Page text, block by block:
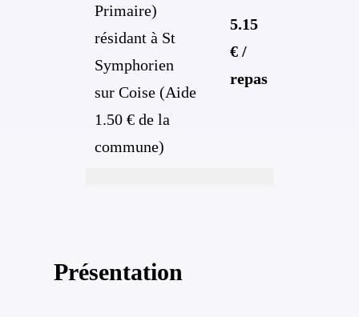
Primaire)
résidant à St
Symphorien
sur Coise (Aide
1.50 € de la
commune)
5.15
€ /
repas
Présentation